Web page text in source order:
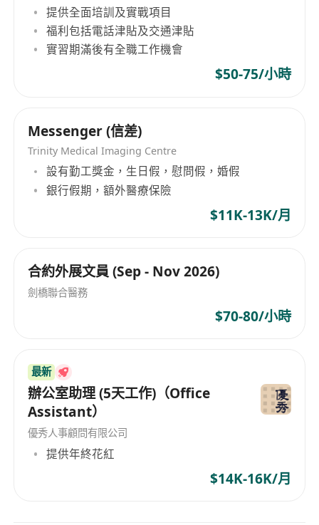
提供全面培訓及實戰項目
福利包括電話津貼及交通津貼
實習期滿後有全職工作機會
$50-75/小時
Messenger (信差)
Trinity Medical Imaging Centre
設有勤工獎金，生日假，慰問假，婚假
銀行假期，額外醫療保險
$11K-13K/月
合約外展文員 (Sep - Nov 2026)
劍橋聯合醫務
$70-80/小時
最新
辦公室助理 (5天工作)（Office
Assistant）
優秀人事顧問有限公司
提供年終花紅
$14K-16K/月